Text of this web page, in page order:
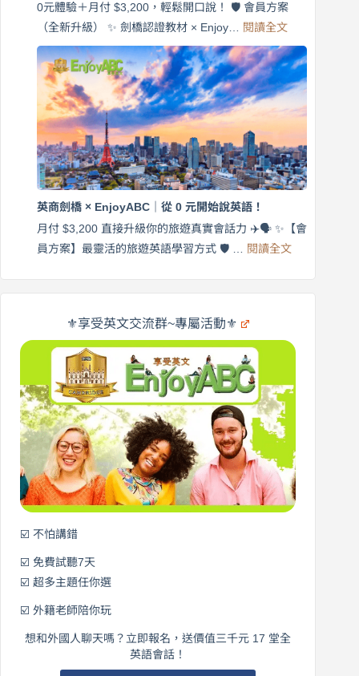
口
說
營
｜
月
$3,200，
出
國
在
0元體驗＋月付 $3,200，輕鬆開口說！ 🛡️ 會員方案
（全新升級） ✨ 劍橋認證教材 × Enjoy… 閱讀全文:
外
師
帶
英
｜
英
商
×
享
受
口
說
英商劍橋 × EnjoyABC｜從 0 元開始說英語！
月付 $3,200 直接升級你的旅遊真實會話力 ✈️🗣️ ✨【會
員方案】最靈活的旅遊英語學習方式 🛡️ … 閱讀全文:
商
劍
｜
元
英
語！
⚜️享受英文交流群~專屬活動⚜️
☑️ 不怕講錯
☑️ 免費試聽7天
☑️ 超多主題任你選
☑️ 外籍老師陪你玩
想和外國人聊天嗎？立即報名，送價值三千元 17 堂全
英語會話！